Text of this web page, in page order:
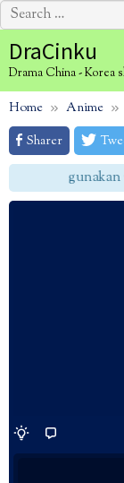
Search
for:
to
content
DraCinku
Drama China - Korea
Home Anime
Sharer
gunakan